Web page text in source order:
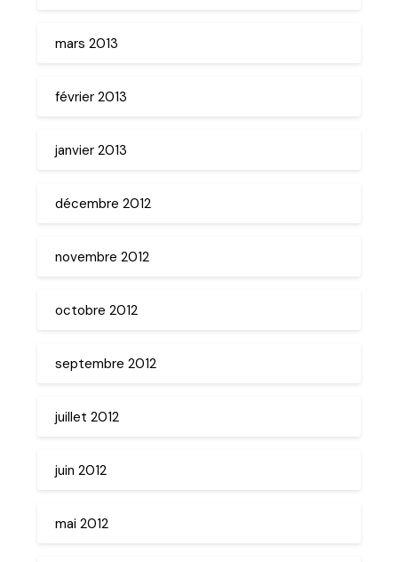
mars 2013
février 2013
janvier 2013
décembre 2012
novembre 2012
octobre 2012
septembre 2012
juillet 2012
juin 2012
mai 2012